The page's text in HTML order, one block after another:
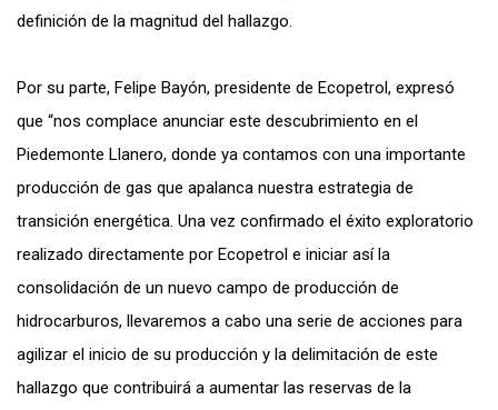
definición de la magnitud del hallazgo.
Por su parte, Felipe Bayón, presidente de Ecopetrol, expresó
que “nos complace anunciar este descubrimiento en el
Piedemonte Llanero, donde ya contamos con una importante
producción de gas que apalanca nuestra estrategia de
transición energética. Una vez confirmado el éxito exploratorio
realizado directamente por Ecopetrol e iniciar así la
consolidación de un nuevo campo de producción de
hidrocarburos, llevaremos a cabo una serie de acciones para
agilizar el inicio de su producción y la delimitación de este
hallazgo que contribuirá a aumentar las reservas de la